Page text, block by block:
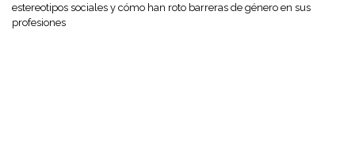
estereotipos sociales y cómo han roto barreras de género en sus
profesiones